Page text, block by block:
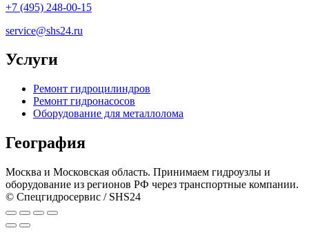
+7 (495) 248-00-15
service@shs24.ru
Услуги
Ремонт гидроцилиндров
Ремонт гидронасосов
Оборудование для металлолома
География
Москва и Московская область. Принимаем гидроузлы и
оборудование из регионов РФ через транспортные компании.
© Спецгидросервис / SHS24